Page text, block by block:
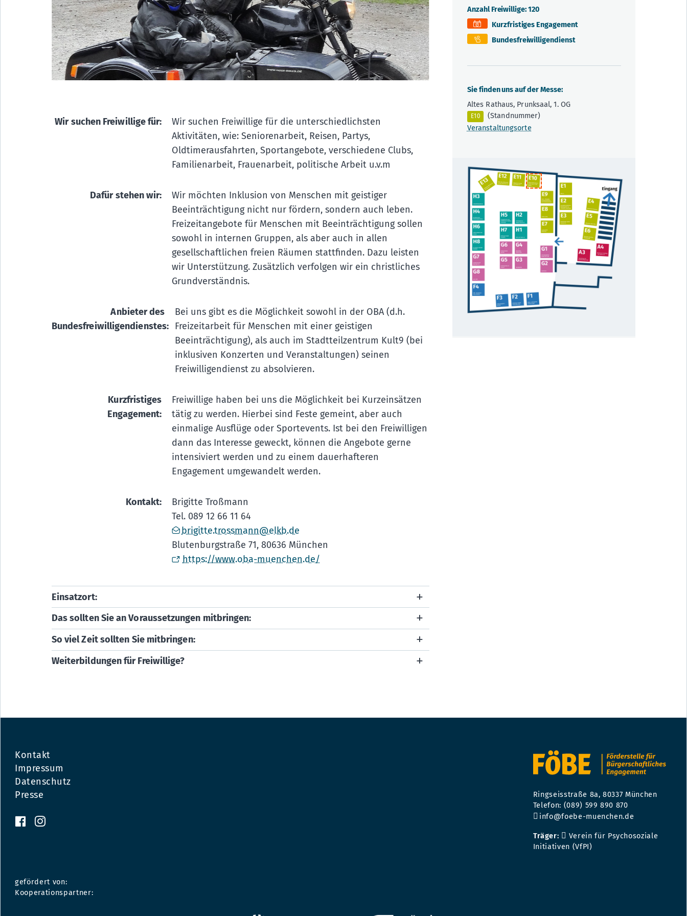
Wir suchen Freiwillige für:
Wir suchen Freiwillige für die unterschiedlichsten
Aktivitäten, wie: Seniorenarbeit, Reisen, Partys,
Oldtimerausfahrten, Sportangebote, verschiedene Clubs,
Familienarbeit, Frauenarbeit, politische Arbeit u.v.m
Dafür stehen wir:
Wir möchten Inklusion von Menschen mit geistiger
Beeinträchtigung nicht nur fördern, sondern auch leben.
Freizeitangebote für Menschen mit Beeinträchtigung sollen
sowohl in internen Gruppen, als aber auch in allen
gesellschaftlichen freien Räumen stattfinden. Dazu leisten
wir Unterstützung. Zusätzlich verfolgen wir ein christliches
Grundverständnis.
Anbieter des
Bundesfreiwilligendienstes:
Bei uns gibt es die Möglichkeit sowohl in der OBA (d.h.
Freizeitarbeit für Menschen mit einer geistigen
Beeinträchtigung), als auch im Stadtteilzentrum Kult9 (bei
inklusiven Konzerten und Veranstaltungen) seinen
Freiwilligendienst zu absolvieren.
Kurzfristiges
Engagement:
Freiwillige haben bei uns die Möglichkeit bei Kurzeinsätzen
tätig zu werden. Hierbei sind Feste gemeint, aber auch
einmalige Ausflüge oder Sportevents. Ist bei den Freiwilligen
dann das Interesse geweckt, können die Angebote gerne
intensiviert werden und zu einem dauerhafteren
Engagement umgewandelt werden.
Kontakt:
Brigitte Troßmann
Tel. 089 12 66 11 64
brigitte.trossmann@elkb.de
Blutenburgstraße 71, 80636 München
https://www.oba-muenchen.de/
Einsatzort:
Das sollten Sie an Voraussetzungen mitbringen:
So viel Zeit sollten Sie mitbringen:
Weiterbildungen für Freiwillige?
Anzahl Freiwillige: 120
Kurzfristiges Engagement
Bundesfreiwilligendienst
Sie finden uns auf der Messe:
Altes Rathaus, Prunksaal, 1. OG
E10
(Standnummer)
Veranstaltungsorte
Kontakt
Impressum
Datenschutz
Presse
Ringseisstraße 8a, 80337 München
Telefon: (089) 599 890 870
info@foebe-muenchen.de
Träger:
Verein für Psychosoziale
Initiativen (VfPI)
gefördert von:
Kooperationspartner: